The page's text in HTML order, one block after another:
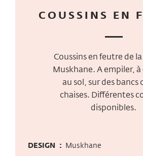
COUSSINS EN
Coussins en feutre de
Muskhane. A empiler,
au sol, sur des bancs
chaises. Différentes
disponibles.
DESIGN : Muskhane